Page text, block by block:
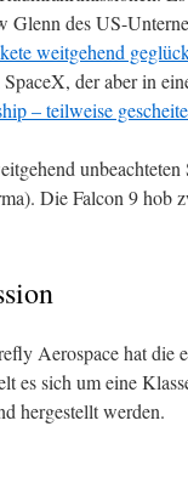
Glenn des US-
weitgehend
der aber in
– teilweise
Die Falcon 9 hob
Aerospace hat
es sich um eine
hergestellt werden.